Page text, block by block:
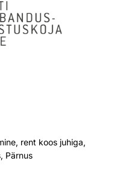
rent koos juhiga,
Pärnus